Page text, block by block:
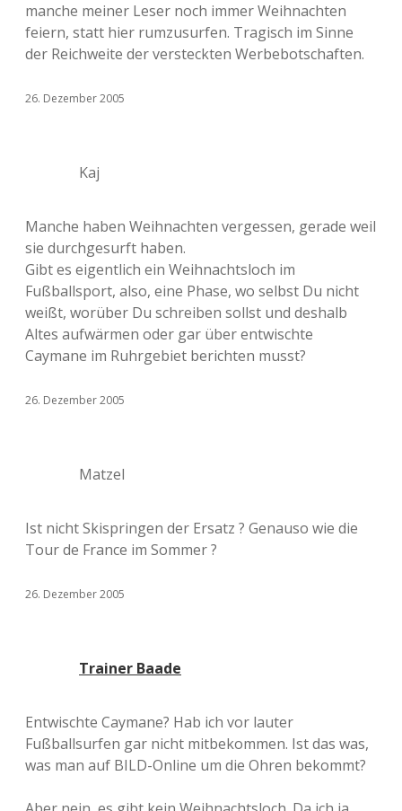
manche meiner Leser noch immer Weihnachten
feiern, statt hier rumzusurfen. Tragisch im Sinne
der Reichweite der versteckten Werbebotschaften.
26. Dezember 2005
Kaj
Manche haben Weihnachten vergessen, gerade weil
sie durchgesurft haben.
Gibt es eigentlich ein Weihnachtsloch im
Fußballsport, also, eine Phase, wo selbst Du nicht
weißt, worüber Du schreiben sollst und deshalb
Altes aufwärmen oder gar über entwischte
Caymane im Ruhrgebiet berichten musst?
26. Dezember 2005
Matzel
Ist nicht Skispringen der Ersatz ? Genauso wie die
Tour de France im Sommer ?
26. Dezember 2005
Trainer Baade
Entwischte Caymane? Hab ich vor lauter
Fußballsurfen gar nicht mitbekommen. Ist das was,
was man auf BILD-Online um die Ohren bekommt?